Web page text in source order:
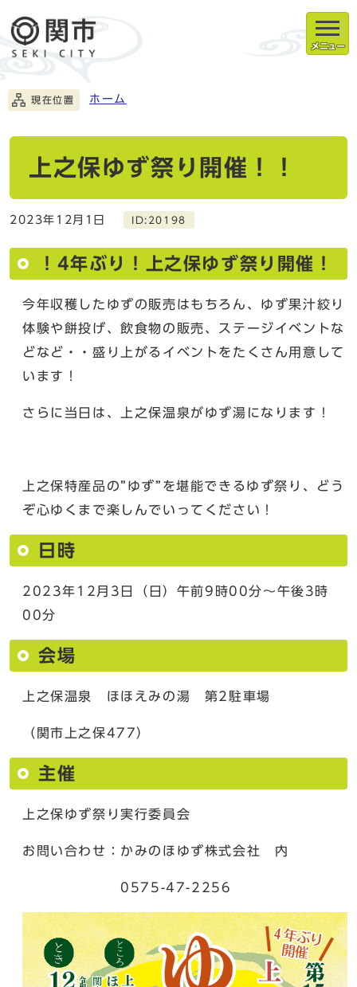
メニュー
現在位置 ホーム
上之保ゆず祭り開催！！
2023年12月1日 ID:20198
！4年ぶり！上之保ゆず祭り開催！
今年収穫したゆずの販売はもちろん、ゆず果汁絞り
体験や餅投げ、飲食物の販売、ステージイベントな
どなど・・盛り上がるイベントをたくさん用意して
います！
さらに当日は、上之保温泉がゆず湯になります！
上之保特産品の”ゆず”を堪能できるゆず祭り、どう
ぞ心ゆくまで楽しんでいってください！
日時
2023年12月3日（日）午前9時00分〜午後3時
00分
会場
上之保温泉 ほほえみの湯 第2駐車場
（関市上之保477）
主催
上之保ゆず祭り実行委員会
お問い合わせ：かみのほゆず株式会社 内
0575-47-2256